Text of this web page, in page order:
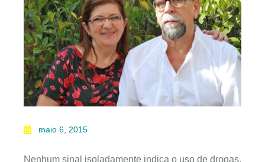
maio 6, 2015
Nenhum sinal isoladamente indica o uso de drogas,